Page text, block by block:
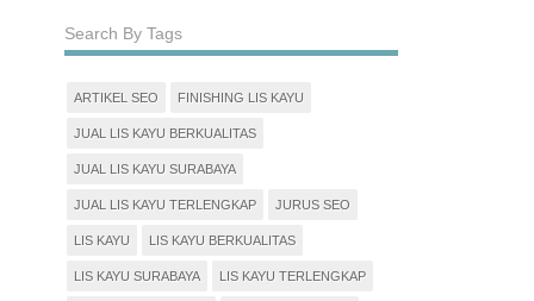
Search By Tags
ARTIKEL SEO FINISHING LIS KAYU
JUAL LIS KAYU BERKUALITAS
JUAL LIS KAYU SURABAYA
JUAL LIS KAYU TERLENGKAP JURUS SEO
LIS KAYU LIS KAYU BERKUALITAS
LIS KAYU SURABAYA LIS KAYU TERLENGKAP